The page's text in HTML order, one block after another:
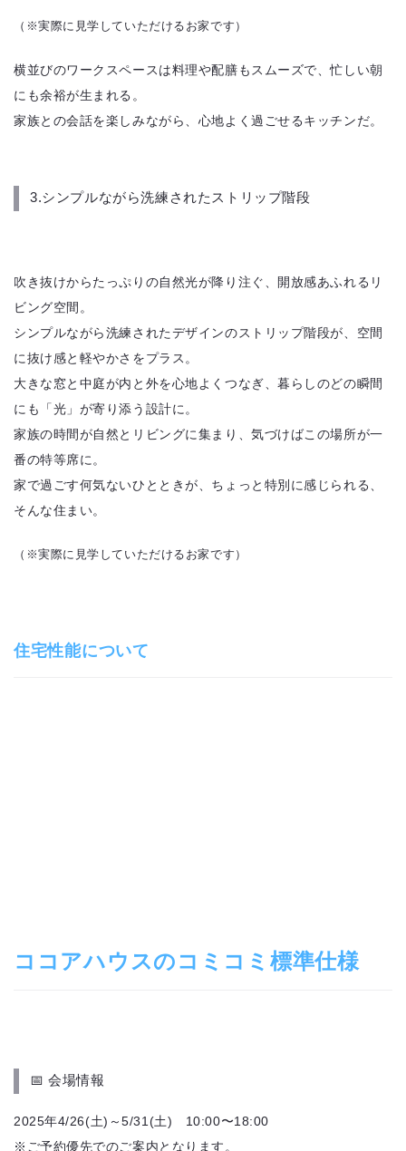
（※実際に見学していただけるお家です）
横並びのワークスペースは料理や配膳もスムーズで、忙しい朝
にも余裕が生まれる。
家族との会話を楽しみながら、心地よく過ごせるキッチンだ。
3.シンプルながら洗練されたストリップ階段
吹き抜けからたっぷりの自然光が降り注ぐ、開放感あふれるリ
ビング空間。
シンプルながら洗練されたデザインのストリップ階段が、空間
に抜け感と軽やかさをプラス。
大きな窓と中庭が内と外を心地よくつなぎ、暮らしのどの瞬間
にも「光」が寄り添う設計に。
家族の時間が自然とリビングに集まり、気づけばこの場所が一
番の特等席に。
家で過ごす何気ないひとときが、ちょっと特別に感じられる、
そんな住まい。
（※実際に見学していただけるお家です）
住宅性能について
ココアハウスのコミコミ標準仕様
📅 会場情報
2025年4/26(土)～5/31(土) 10:00〜18:00
※ご予約優先でのご案内となります。